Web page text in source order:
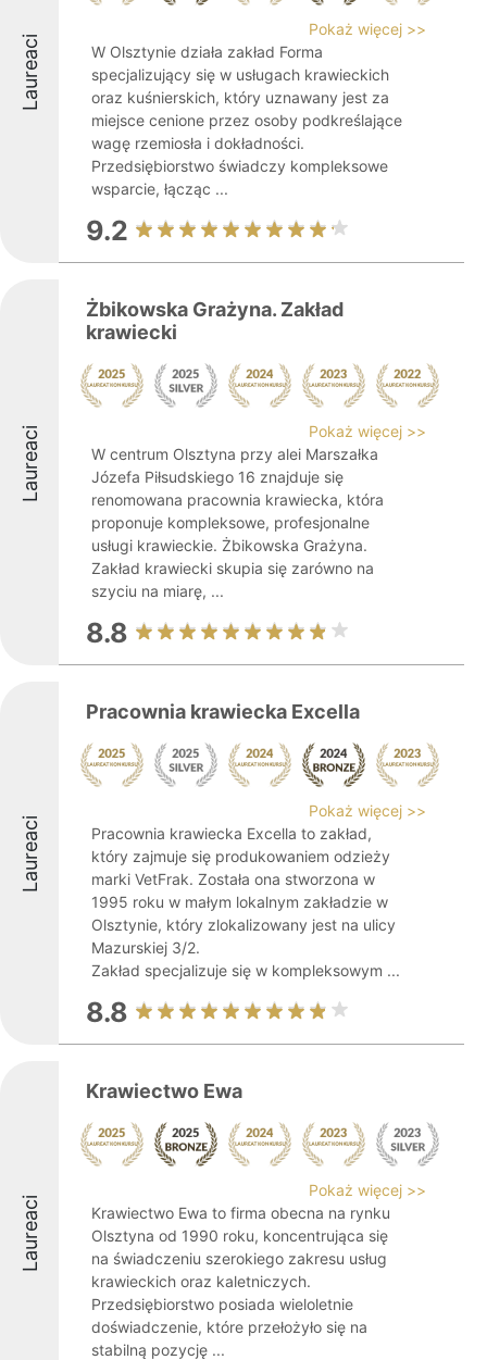
Laureaci
Pokaż więcej >>
W Olsztynie działa zakład Forma
specjalizujący się w usługach krawieckich
oraz kuśnierskich, który uznawany jest za
miejsce cenione przez osoby podkreślające
wagę rzemiosła i dokładności.
Przedsiębiorstwo świadczy kompleksowe
wsparcie, łącząc ...
9.2
Laureaci
Żbikowska Grażyna. Zakład
krawiecki
Pokaż więcej >>
W centrum Olsztyna przy alei Marszałka
Józefa Piłsudskiego 16 znajduje się
renomowana pracownia krawiecka, która
proponuje kompleksowe, profesjonalne
usługi krawieckie. Żbikowska Grażyna.
Zakład krawiecki skupia się zarówno na
szyciu na miarę, ...
8.8
Laureaci
Pracownia krawiecka Excella
Pokaż więcej >>
Pracownia krawiecka Excella to zakład,
który zajmuje się produkowaniem odzieży
marki VetFrak. Została ona stworzona w
1995 roku w małym lokalnym zakładzie w
Olsztynie, który zlokalizowany jest na ulicy
Mazurskiej 3/2.
Zakład specjalizuje się w kompleksowym ...
8.8
Laureaci
Krawiectwo Ewa
Pokaż więcej >>
Krawiectwo Ewa to firma obecna na rynku
Olsztyna od 1990 roku, koncentrująca się
na świadczeniu szerokiego zakresu usług
krawieckich oraz kaletniczych.
Przedsiębiorstwo posiada wieloletnie
doświadczenie, które przełożyło się na
stabilną pozycję ...